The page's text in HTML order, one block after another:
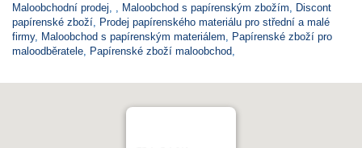
Maloobchodní prodej
Maloobchod s papírenským zbožím
Discont
papírenské zboží
Prodej papírenského materiálu pro střední a malé
firmy, Maloobchod s papírenským materiálem
Papírenské zboží pro
maloodběratele
Papírenské zboží maloobchod